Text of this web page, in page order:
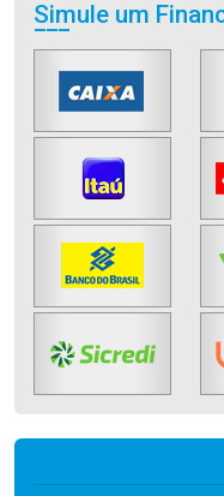
Simule um